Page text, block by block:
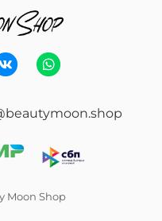
Moon Shop